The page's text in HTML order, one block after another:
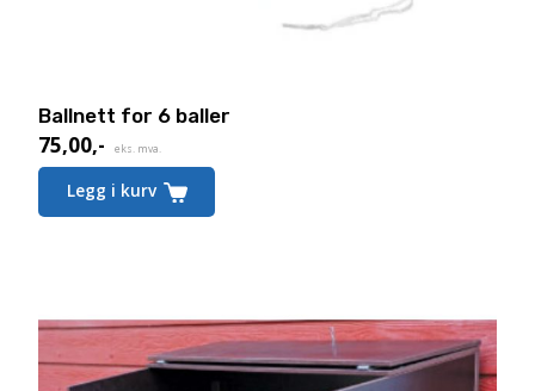
Ballnett for 6 baller
75,00,- eks. mva.
Legg i kurv